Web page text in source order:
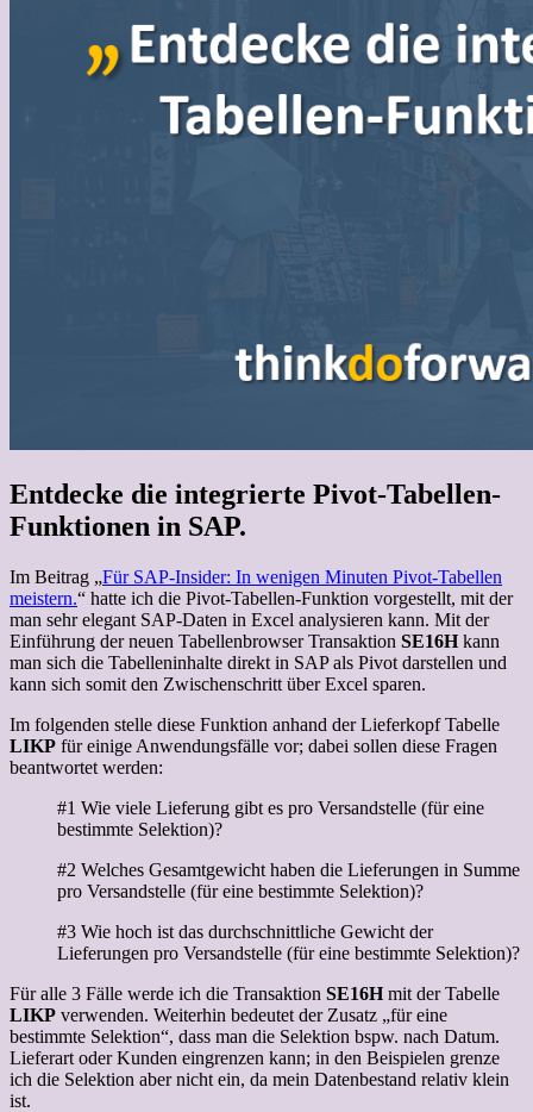
Entdecke die integrierte Pivot-Tabellen-
Funktionen in SAP.
Im Beitrag „Für SAP-Insider: In wenigen Minuten Pivot-Tabellen
meistern.“ hatte ich die Pivot-Tabellen-Funktion vorgestellt, mit der
man sehr elegant SAP-Daten in Excel analysieren kann. Mit der
Einführung der neuen Tabellenbrowser Transaktion SE16Hkann
man sich die Tabelleninhalte direkt in SAP als Pivot darstellen und
kann sich somit den Zwischenschritt über Excel sparen.
Im folgenden stelle diese Funktion anhand der Lieferkopf Tabelle
LIKP für einige Anwendungsfälle vor; dabei sollen diese Fragen
beantwortet werden:
#1 Wie viele Lieferung gibt es pro Versandstelle (für eine
bestimmte Selektion)?
#2 Welches Gesamtgewicht haben die Lieferungen in Summe
pro Versandstelle (für eine bestimmte Selektion)?
#3 Wie hoch ist das durchschnittliche Gewicht der
Lieferungen pro Versandstelle (für eine bestimmte Selektion)?
Für alle 3 Fälle werde ich die Transaktion SE16Hmit der Tabelle
LIKP verwenden. Weiterhin bedeutet der Zusatz „für eine
bestimmte Selektion“, dass man die Selektion bspw. nach Datum.
Lieferart oder Kunden eingrenzen kann; in den Beispielen grenze
ich die Selektion aber nicht ein, da mein Datenbestand relativ klein
ist.